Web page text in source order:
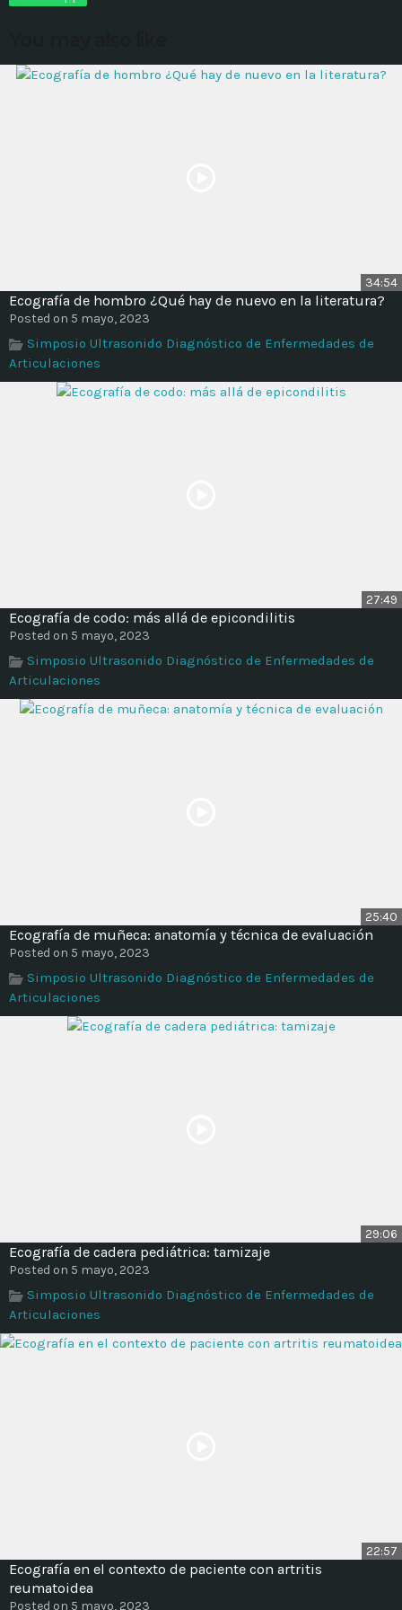
DESIGN ADMINISTRATOR
Validating Enterprise
Architectures In The Current
34:54
Ecografía de hombro ¿Qué hay de nuevo en la literatura?
Posted on 5 mayo, 2023
Simposio Ultrasonido Diagnóstico de Enfermedades de
Articulaciones
27:49
Ecografía de codo: más allá de epicondilitis
Posted on 5 mayo, 2023
Simposio Ultrasonido Diagnóstico de Enfermedades de
Articulaciones
25:40
Ecografía de muñeca: anatomía y técnica de evaluación
Posted on 5 mayo, 2023
Simposio Ultrasonido Diagnóstico de Enfermedades de
Articulaciones
29:06
Ecografía de cadera pediátrica: tamizaje
Posted on 5 mayo, 2023
Simposio Ultrasonido Diagnóstico de Enfermedades de
Articulaciones
22:57
Ecografía en el contexto de paciente con artritis
reumatoidea
Posted on 5 mayo, 2023